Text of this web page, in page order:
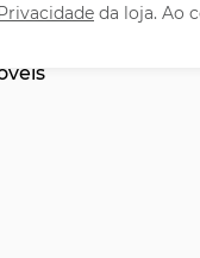
da loja. Ao
Torre